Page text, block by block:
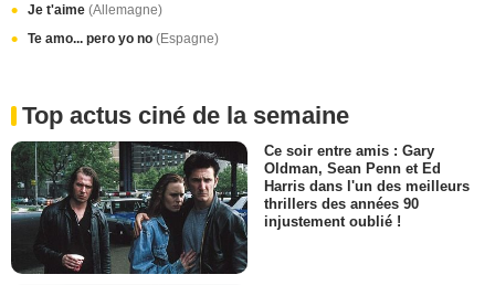
Je t'aime (Allemagne)
Te amo... pero yo no (Espagne)
Top actus ciné de la semaine
Ce soir entre amis : Gary
Oldman, Sean Penn et Ed
Harris dans l'un des meilleurs
thrillers des années 90
injustement oublié !